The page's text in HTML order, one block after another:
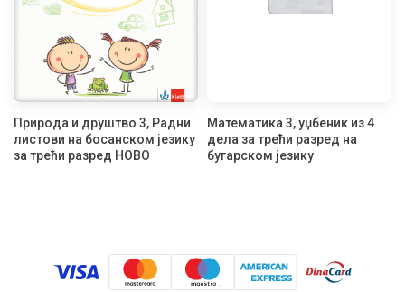
Природа и друштво 3, Радни
листови на босанском језику
за трећи разред НОВО
Математика 3, уџбеник из 4
дела за трећи разред на
бугарском језику